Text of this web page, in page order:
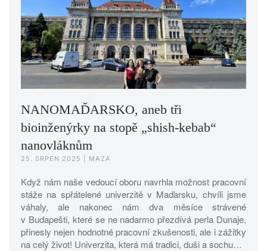
NANOMAĎARSKO, aneb tři
bioinženýrky na stopě „shish-kebab“
nanovláknům
25. SRPEN 2025 | MAZA
Když nám naše vedoucí oboru navrhla možnost pracovní
stáže na spřátelené univerzitě v Maďarsku, chvíli jsme
váhaly, ale nakonec nám dva měsíce strávené
v Budapešti, které se ne nadarmo přezdívá perla Dunaje,
přinesly nejen hodnotné pracovní zkušenosti, ale i zážitky
na celý život! Univerzita, která má tradici, duši a sochu…